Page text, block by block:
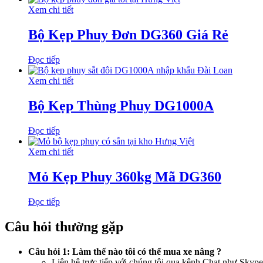
Xem chi tiết
Bộ Kẹp Phuy Đơn DG360 Giá Rẻ
Đọc tiếp
Xem chi tiết
Bộ Kẹp Thùng Phuy DG1000A
Đọc tiếp
Xem chi tiết
Mỏ Kẹp Phuy 360kg Mã DG360
Đọc tiếp
Câu hỏi thường gặp
Câu hỏi 1: Làm thế nào tôi có thể mua xe nâng ?